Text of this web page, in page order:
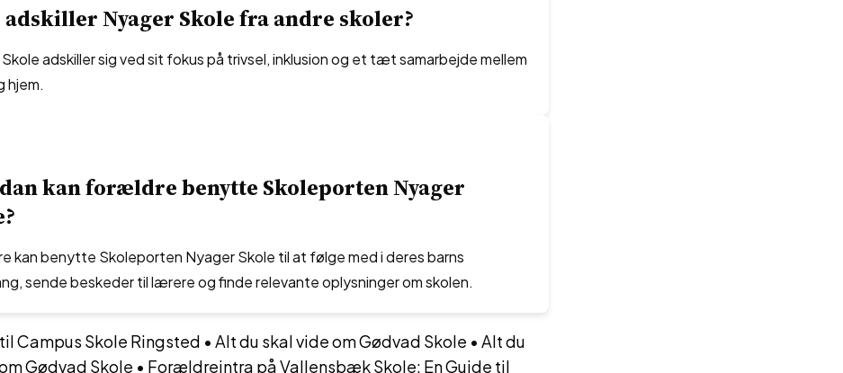
adskiller Nyager Skole fra andre skoler?
adskiller sig ved sit fokus på trivsel, inklusion og et tæt samarbejde mellem
hjem.
kan forældre benytte Skoleporten Nyager
kan benytte Skoleporten Nyager Skole til at følge med i deres barns
sende beskeder til lærere og finde relevante oplysninger om skolen.
Campus Skole Ringsted • Alt du skal vide om Gødvad Skole • Alt du
Gødvad Skole • Forældreintra på Vallensbæk Skole: En Guide til